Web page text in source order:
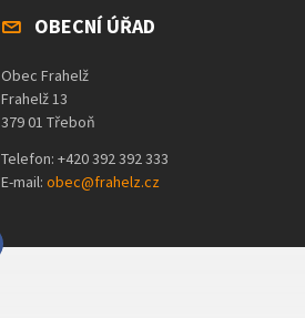
OBECNÍ ÚŘAD
Obec Frahelž
Frahelž 13
379 01 Třeboň
Telefon: +420 392 392 333
E-mail: obec@frahelz.cz